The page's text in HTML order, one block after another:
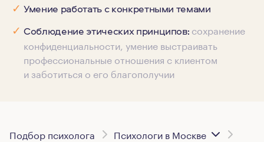
✓ Умение работать с конкретными темами
✓ Соблюдение этических принципов: сохранение
конфиденциальности, умение выстраивать
профессиональные отношения с клиентом
и заботиться о его благополучии
Подбор психолога
Психологи в Москве